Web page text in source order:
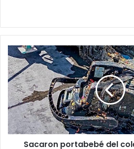
Sacaron
portabebé
del
colector
de
Teófilo
Borunda
durante
limpieza
Sacaron portabebé del